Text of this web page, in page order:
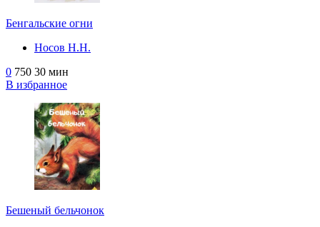
Бенгальские огни
Носов Н.Н.
0 750 30 мин
В избранное
Бешеный бельчонок